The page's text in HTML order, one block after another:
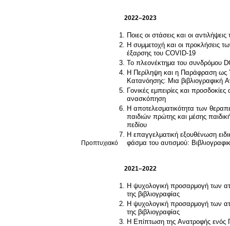
2022–2023
Προπτυχιακό
Ποιες οι στάσεις και οι
Η συμμετοχή και οι προκλήσεις
έξαρσης του COVID-19
Το πλεονέκτημα του συνδρόμου
Η Περίληψη και η Παράφραση ως
Κατανόησης: Μια βιβλιογραφική
Γονικές εμπειρίες και
ανασκόπηση
Η αποτελεσματικότητα των
παιδιών πρώτης και μέσης
πεδίου
H επαγγελματική εξουθένωση
φάσμα του αυτισμού:
2021–2022
Η ψυχολογική προσαρμογή των
της βιβλιογραφίας
Η ψυχολογική προσαρμογή των
της βιβλιογραφίας
Η Επίπτωση της Ανατροφής ενός